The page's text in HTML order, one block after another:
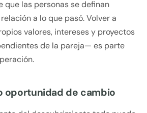
que las personas se definan
a lo que pasó. Volver a
valores, intereses y proyectos
de la pareja— es parte
oportunidad de cambio